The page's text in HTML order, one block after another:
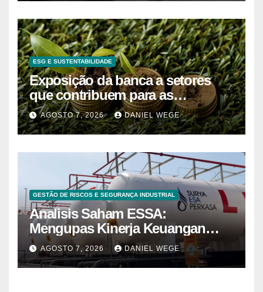
ESG E SUSTENTABILIDADE
Exposição da banca a setores
que contribuem para as
alterações climáticas mantém-se
nos 62%
AGOSTO 7, 2026 DANIEL WEGE
GESTÃO DE RISCOS E SEGURANÇA INDUSTRIAL
Analisis Saham ESSA:
Mengupas Kinerja Keuangan
ESSA Semester I 2026
AGOSTO 7, 2026 DANIEL WEGE